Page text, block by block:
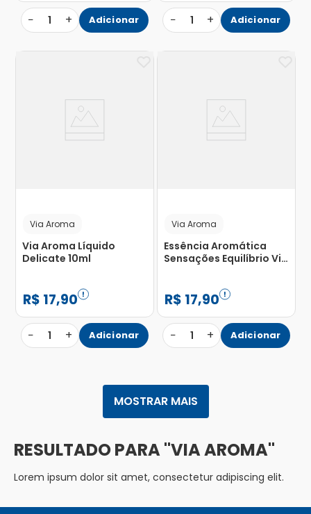
− 1 + Adicionar − 1 + Adicionar
Via Aroma
Via Aroma Líquido
Delicate 10ml
R$ 17,90
− 1 + Adicionar
Via Aroma
Essência Aromática
Sensações Equilíbrio Via
R$ 17,90
− 1 + Adicionar
MOSTRAR MAIS
VIA AROMA
Lorem ipsum dolor sit amet, consectetur adipiscing elit.